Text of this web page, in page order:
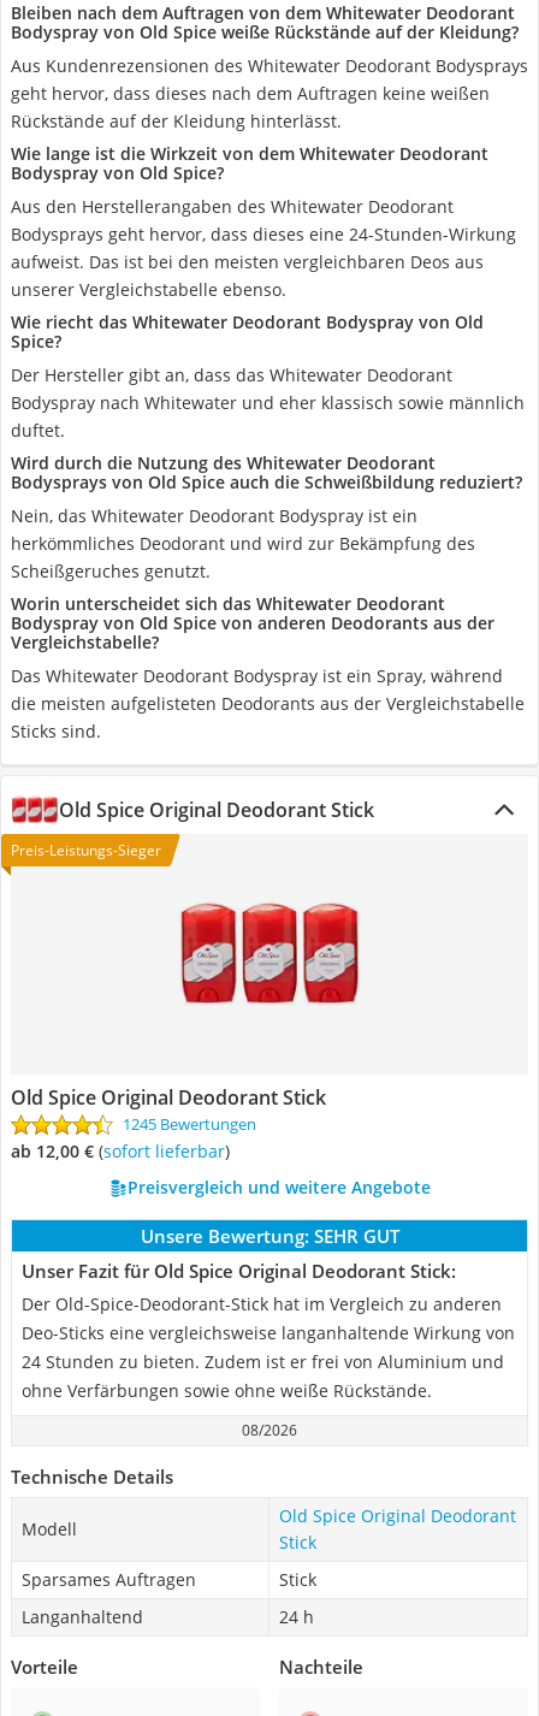
Bleiben nach dem Auftragen von dem Whitewater Deodorant
Bodyspray von Old Spice weiße Rückstände auf der Kleidung?
Aus Kundenrezensionen des Whitewater Deodorant Bodysprays
geht hervor, dass dieses nach dem Auftragen keine weißen
Rückstände auf der Kleidung hinterlässt.
Wie lange ist die Wirkzeit von dem Whitewater Deodorant
Bodyspray von Old Spice?
Aus den Herstellerangaben des Whitewater Deodorant
Bodysprays geht hervor, dass dieses eine 24-Stunden-Wirkung
aufweist. Das ist bei den meisten vergleichbaren Deos aus
unserer Vergleichstabelle ebenso.
Wie riecht das Whitewater Deodorant Bodyspray von Old
Spice?
Der Hersteller gibt an, dass das Whitewater Deodorant
Bodyspray nach Whitewater und eher klassisch sowie männlich
duftet.
Wird durch die Nutzung des Whitewater Deodorant
Bodysprays von Old Spice auch die Schweißbildung reduziert?
Nein, das Whitewater Deodorant Bodyspray ist ein
herkömmliches Deodorant und wird zur Bekämpfung des
Scheißgeruches genutzt.
Worin unterscheidet sich das Whitewater Deodorant
Bodyspray von Old Spice von anderen Deodorants aus der
Vergleichstabelle?
Das Whitewater Deodorant Bodyspray ist ein Spray, während
die meisten aufgelisteten Deodorants aus der Vergleichstabelle
Sticks sind.
Old Spice Original Deodorant Stick
Preis-Leistungs-Sieger
Old Spice Original Deodorant Stick
1245 Bewertungen
ab 12,00 € ( Sofort lieferbar)
Preisvergleich und weitere Angebote
Unsere Bewertung: SEHR GUT
Unser Fazit für Old Spice Original Deodorant Stick:
Der Old-Spice-Deodorant-Stick hat im Vergleich zu anderen
Deo-Sticks eine vergleichsweise langanhaltende Wirkung von
24 Stunden zu bieten. Zudem ist er frei von Aluminium und
ohne Verfärbungen sowie ohne weiße Rückstände.
08/2026
Technische Details
Modell
Old Spice Original Deodorant
Stick
Sparsames Auftragen
Stick
Langanhaltend
24 h
Vorteile Nachteile